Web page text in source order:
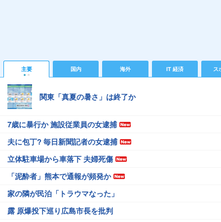
主要 国内 海外 IT 経済 ス
関東「真夏の暑さ」は終了か
7歳に暴行か 施設従業員の女逮捕
夫に包丁? 毎日新聞記者の女逮捕
立体駐車場から車落下 夫婦死傷
「泥酔者」熊本で通報が頻発か
家の隣が民泊「トラウマなった」
露 原爆投下巡り広島市長を批判